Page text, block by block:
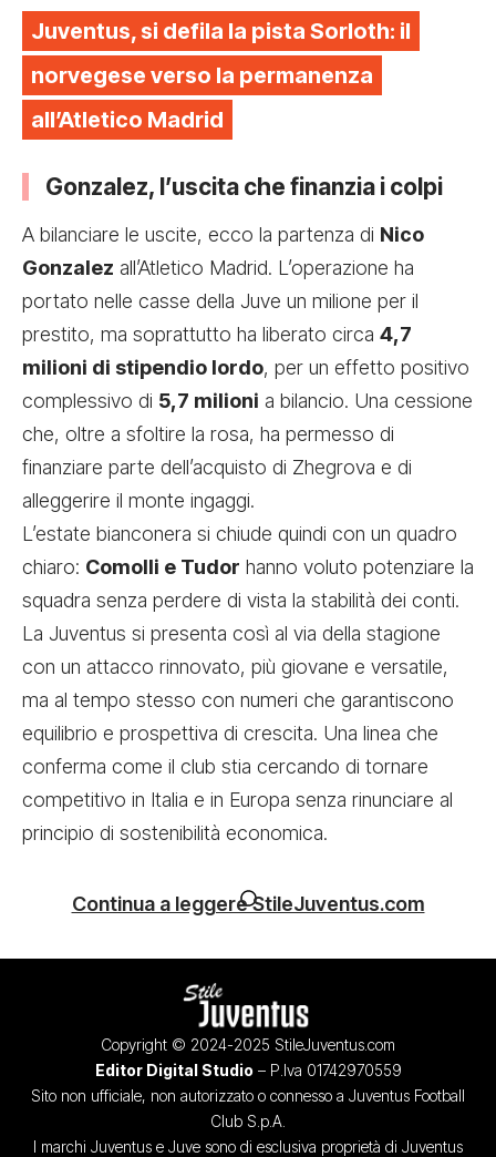
Juventus, si defila la pista Sorloth: il
norvegese verso la permanenza
all’Atletico Madrid
Gonzalez, l’uscita che finanzia i colpi
A bilanciare le uscite, ecco la partenza di Nico
Gonzalez all’Atletico Madrid. L’operazione ha
portato nelle casse della Juve un milione per il
prestito, ma soprattutto ha liberato circa 4,7
milioni di stipendio lordo, per un effetto positivo
complessivo di 5,7 milioni a bilancio. Una cessione
che, oltre a sfoltire la rosa, ha permesso di
finanziare parte dell’acquisto di Zhegrova e di
alleggerire il monte ingaggi.
L’estate bianconera si chiude quindi con un quadro
chiaro: Comolli e Tudor hanno voluto potenziare la
squadra senza perdere di vista la stabilità dei conti.
La Juventus si presenta così al via della stagione
con un attacco rinnovato, più giovane e versatile,
ma al tempo stesso con numeri che garantiscono
equilibrio e prospettiva di crescita. Una linea che
conferma come il club stia cercando di tornare
competitivo in Italia e in Europa senza rinunciare al
principio di sostenibilità economica.
Continua a leggere StileJuventus.com
Copyright © 2024-2025 StileJuventus.com
Editor Digital Studio – P.Iva 01742970559
Sito non ufficiale, non autorizzato o connesso a Juventus Football
Club S.p.A.
I marchi Juventus e Juve sono di esclusiva proprietà di Juventus